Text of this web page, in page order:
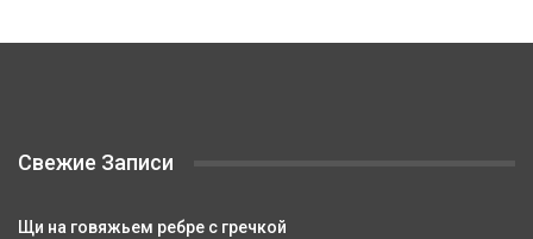
Свежие Записи
Щи на говяжьем ребре с гречкой